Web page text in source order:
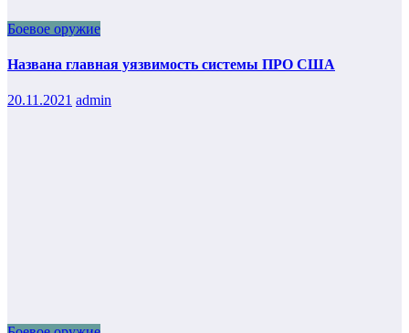
Боевое оружие
Названа главная уязвимость системы ПРО США
20.11.2021 admin